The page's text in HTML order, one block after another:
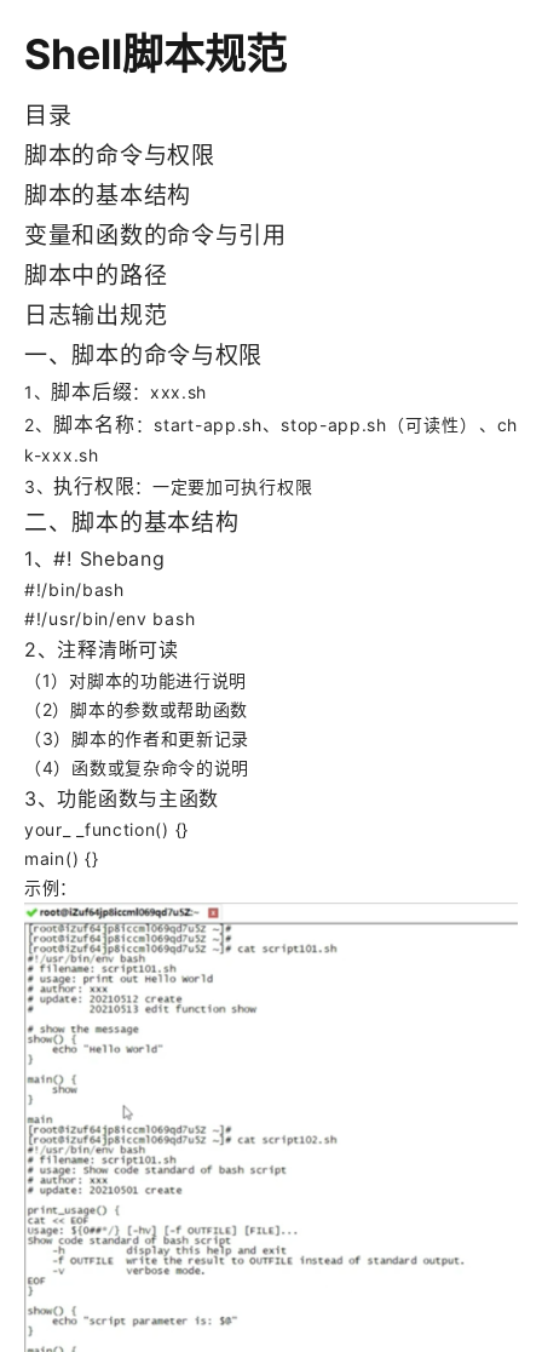
Shell脚本规范
目录
脚本的命令与权限
脚本的基本结构
变量和函数的命令与引用
脚本中的路径
日志输出规范
一、脚本的命令与权限
1、 脚本后缀：xxx.sh
2、 脚本名称：start-app.sh、stop-app.sh（可读性）、ch
k-xxx.sh
3、执行权限：一定要加可执行权限
二、脚本的基本结构
1、#! Shebang
#!/bin/bash
#!/usr/bin/env bash
2、注释清晰可读
（1）对脚本的功能进行说明
（2）脚本的参数或帮助函数
（3）脚本的作者和更新记录
（4）函数或复杂命令的说明
3、功能函数与主函数
your_ _function() {}
main() {}
示例：